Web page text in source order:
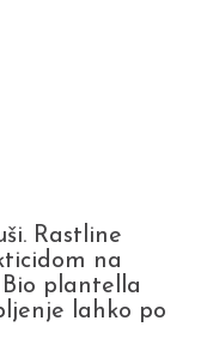
Rastline
na
plantella
lahko po